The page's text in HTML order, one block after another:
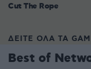
Cut The Rope
ΔΕΙΤΕ ΟΛΑ ΤΑ
Best of